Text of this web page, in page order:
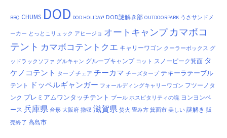
BBQ CHUMS DOD DOD HOLIDAY! DOD謎解き部 OUTDOORPARK うさサンドメ
ーカー とっとこリュック アヒージョ オートキャンプ カマボコ
テント カマボコテントクエ キャリーワゴン クーラーボックス グ
ッドラックソファ グルキャン グループキャンプ コット スノーピーク箕面 タ
ケノコテント タープ チェア チーカマ チーズタープ テキーラテーブル
テント ドッペルギャンガー フォールディングキャリーワゴン フツーノタ
ンク プレミアムワンタッチテント プール ホスピタリティの塊 ヨンヨンベ
ース 兵庫県 台形 大阪府 撤収 滋賀県 焚火 畳み方 箕面市 美しい 謎解き 販
売終了 高島市